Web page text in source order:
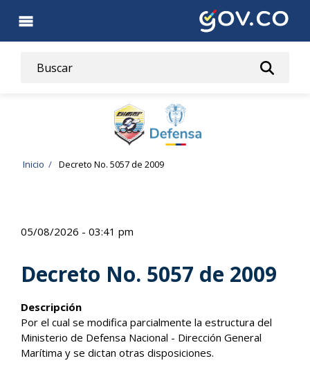
contenido
Ruta
Inicio Decreto No. 5057 de 2009
05/08/2026 - 03:41 pm
Decreto No. 5057 de 2009
Descripción
Por el cual se modifica parcialmente la estructura del
Ministerio de Defensa Nacional - Dirección General
Marítima y se dictan otras disposiciones.